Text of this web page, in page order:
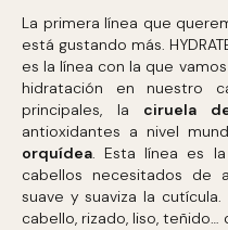
La primera línea que
está gustando más.
es la línea con la que
hidratación en nuestro
principales, la ciruela
antioxidantes a nivel
orquídea. Esta línea es
cabellos necesitados de
suave y suaviza la
cabello, rizado, liso,